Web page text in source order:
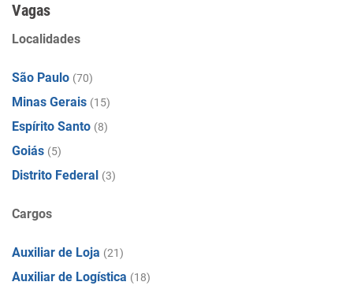
Vagas
Localidades
São Paulo (70)
Minas Gerais (15)
Espírito Santo (8)
Goiás (5)
Distrito Federal (3)
Cargos
Auxiliar de Loja (21)
Auxiliar de Logística (18)